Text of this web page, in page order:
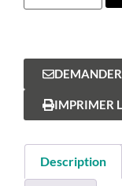
IMPRIMER
Description